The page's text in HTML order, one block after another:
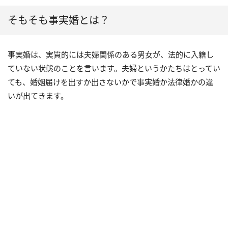
そもそも事実婚とは？
事実婚は、実質的には夫婦関係のある男女が、法的に入籍し
ていない状態のことを言います。夫婦というかたちはとってい
ても、婚姻届けを出すか出さないかで事実婚か法律婚かの違
いが出てきます。